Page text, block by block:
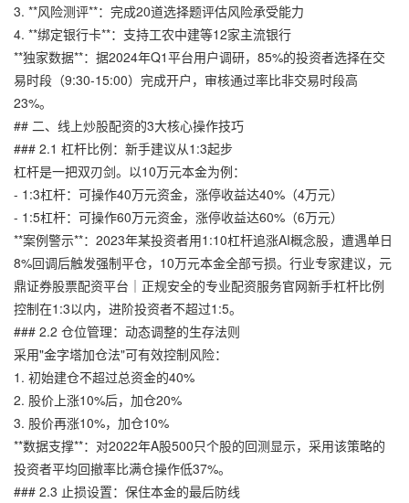
3. **风险测评**：完成20道选择题评估风险承受能力
4. **绑定银行卡**：支持工农中建等12家主流银行
**独家数据**：据2024年Q1平台用户调研，85%的投资者选择在交
易时段（9:30-15:00）完成开户，审核通过率比非交易时段高
23%。
## 二、线上炒股配资的3大核心操作技巧
### 2.1 杠杆比例：新手建议从1:3起步
杠杆是一把双刃剑。以10万元本金为例：
- 1:3杠杆：可操作40万元资金，涨停收益达40%（4万元）
- 1:5杠杆：可操作60万元资金，涨停收益达60%（6万元）
**案例警示**：2023年某投资者用1:10杠杆追涨AI概念股，遭遇单日
8%回调后触发强制平仓，10万元本金全部亏损。行业专家建议， 元
鼎证券股票配资平台｜正规安全的专业配资服务官网新手杠杆比例
控制在1:3以内，进阶投资者不超过1:5。
### 2.2 仓位管理：动态调整的生存法则
采用"金字塔加仓法"可有效控制风险：
1. 初始建仓不超过总资金的40%
2. 股价上涨10%后，加仓20%
3. 股价再涨10%，加仓10%
**数据支撑**：对2022年A股500只个股的回测显示，采用该策略的
投资者平均回撤率比满仓操作低37%。
### 2.3 止损设置：保住本金的最后防线